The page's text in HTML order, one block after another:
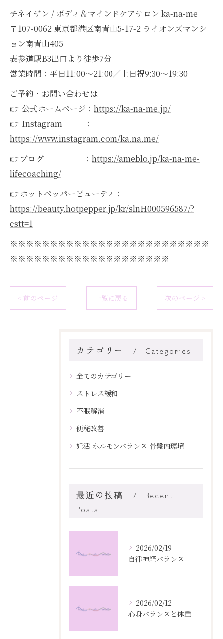
チネイザン / ボディ＆マインドケアサロン ka-na-me
〒107-0062 東京都港区南青山5-17-2 ライオンズマンシ
ョン南青山405
表参道駅B3出口より徒歩7分
営業時間：平日11:00〜21:00／土日祝9:30〜19:30
ご予約・お問い合わせは
👉 公式ホームページ： https://ka-na-me.jp/
👉 Instagram ：
https://www.instagram.com/ka.na.me/
👉ブログ ： https://ameblo.jp/ka-na-me-
lifecoaching/
👉ホットペッパービューティ：
https://beauty.hotpepper.jp/kr/slnH000596587/?
cstt=1
※※※※※※※※※※※※※※※※※※※※※※※※※
※※※※※※※※※※※※※※※※※※※※
< 前のページ 一覧に戻る 次のページ >
カテゴリー Categories
全てのカテゴリー
ストレス緩和
不眠解消
便秘改善
妊活 ホルモンバランス 骨盤内環境
最近の投稿
Recent
Posts
2026/02/19
自律神経バランス
2026/02/12
心身バランスと体重